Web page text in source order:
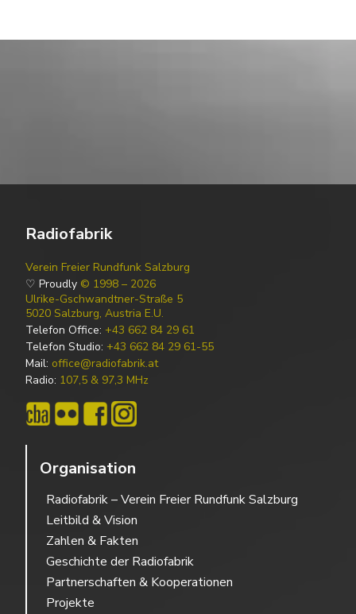
Radiofabrik
Verein Freier Rundfunk Salzburg
♡ Proudly © 1998 – 2026
Ulrike-Gschwandtner-Straße 5
5020 Salzburg, Austria E.U.
Telefon Office: +43 662 84 29 61
Telefon Studio: +43 662 84 29 61-55
Mail: office@radiofabrik.at
Radio: 107,5 & 97,3 MHz
Organisation
Radiofabrik – Verein Freier Rundfunk Salzburg
Leitbild & Vision
Zahlen & Fakten
Geschichte der Radiofabrik
Partnerschaften & Kooperationen
Projekte